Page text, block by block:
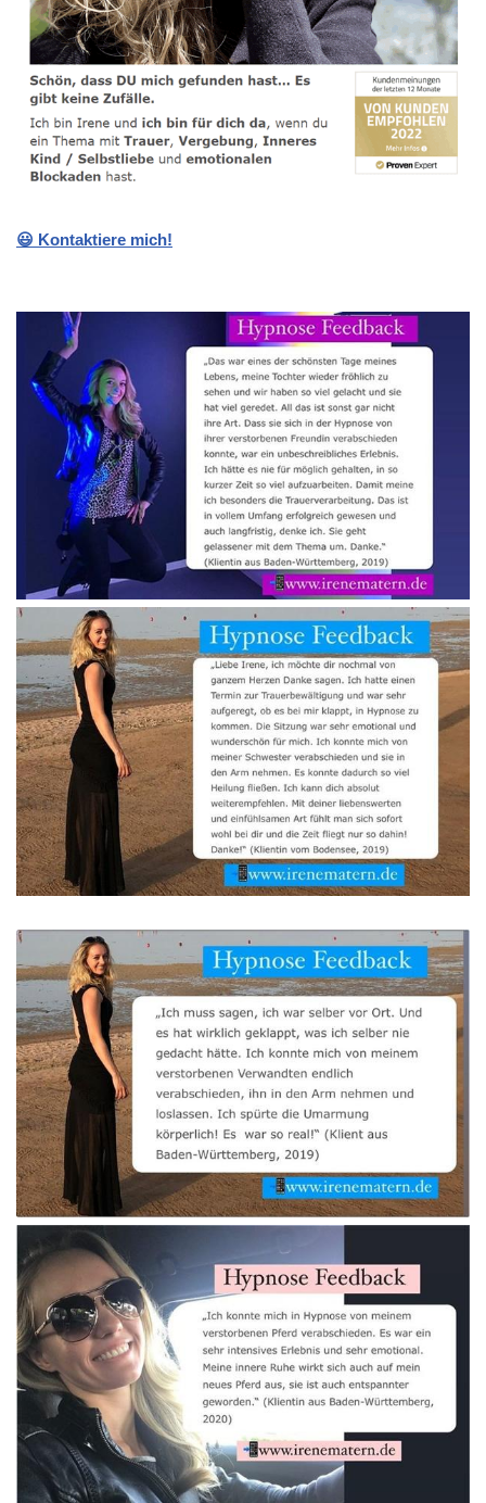
😃 Kontaktiere mich!